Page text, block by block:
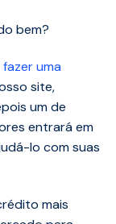
bem?
fazer uma
site,
um de
entrará em
lo com suas
mais